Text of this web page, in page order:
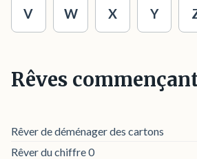
V W X Y
Rêves
Rêver de déménager des cartons
Rêver du chiffre 0